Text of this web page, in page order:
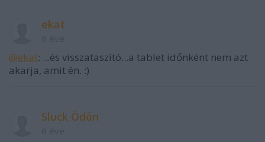
ekat
@ekat: ...és visszataszító...a tablet időnként nem azt
akarja, amit én. :)
Sluck Ödön